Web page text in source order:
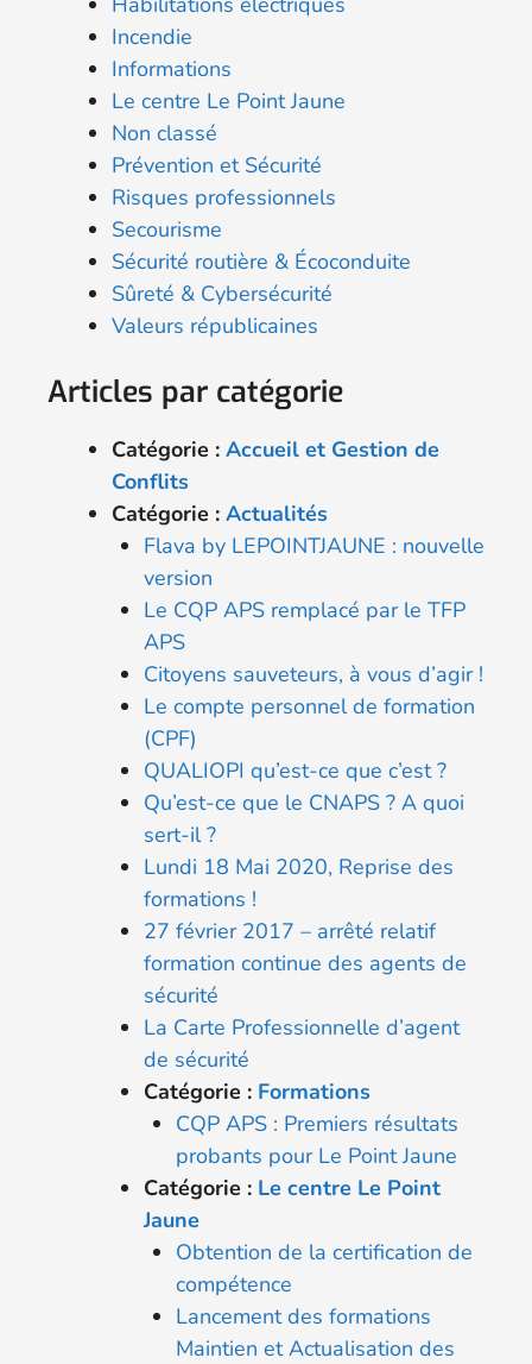
Incendie
Informations
Le centre Le Point Jaune
Non classé
Prévention et Sécurité
Risques professionnels
Secourisme
Sécurité routière & Écoconduite
Sûreté & Cybersécurité
Valeurs républicaines
Articles par catégorie
Catégorie : Accueil et Gestion de
Conflits
Catégorie : Actualités
Flava by LEPOINTJAUNE : nouvelle
version
Le CQP APS remplacé par le TFP
APS
Citoyens sauveteurs, à vous d’agir !
Le compte personnel de formation
(CPF)
QUALIOPI qu’est-ce que c’est ?
Qu’est-ce que le CNAPS ? A quoi
sert-il ?
Lundi 18 Mai 2020, Reprise des
formations !
27 février 2017 – arrêté relatif
formation continue des agents de
sécurité
La Carte Professionnelle d’agent
de sécurité
Catégorie : Formations
CQP APS : Premiers résultats
probants pour Le Point Jaune
Catégorie : Le centre Le Point
Jaune
Obtention de la certification de
compétence
Lancement des formations
Maintien et Actualisation des